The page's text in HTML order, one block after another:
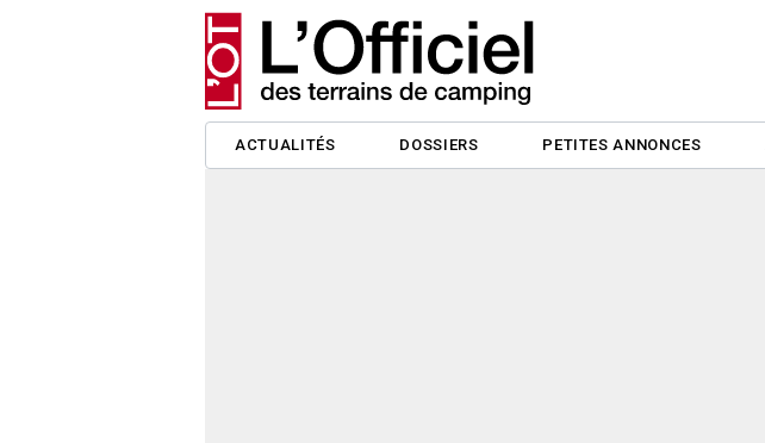
ACTUALITÉS DOSSIERS PETITES ANNONCES